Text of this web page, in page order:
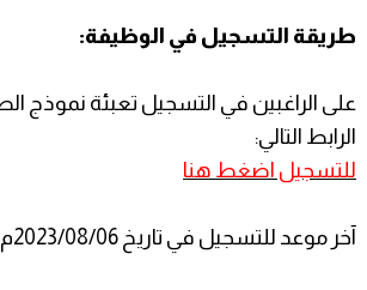
طريقة التسجيل في الوظيفة:
على الراغبين في التسجيل تعبئة نموذج
الرابط التالي:
للتسجيل اضغط هنا
آخر موعد للتسجيل في تاريخ 2023/08/06م.